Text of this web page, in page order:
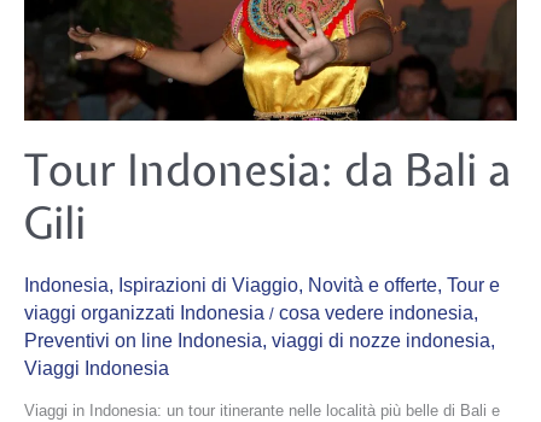
Tour Indonesia: da Bali a
Gili
Indonesia, Ispirazioni di Viaggio, Novità e offerte, Tour e
viaggi organizzati Indonesia / cosa vedere indonesia,
Preventivi on line Indonesia, viaggi di nozze indonesia,
Viaggi Indonesia
Viaggi in Indonesia: un tour itinerante nelle località più belle di Bali e
Tour
Indonesia:
da
Bali
a
Gili